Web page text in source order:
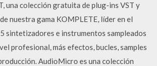
una colección gratuita de plug-ins VST y
nuestra gama KOMPLETE, líder en el
sintetizadores e instrumentos sampleados
profesional, más efectos, bucles, samples
AudioMicro es una colección